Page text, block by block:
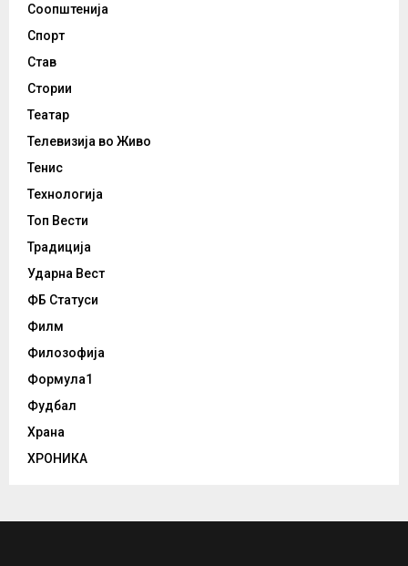
Соопштенија
Спорт
Став
Стории
Театар
Телевизија во Живо
Тенис
Технологија
Топ Вести
Традиција
Ударна Вест
ФБ Статуси
Филм
Филозофија
Формула1
Фудбал
Храна
ХРОНИКА